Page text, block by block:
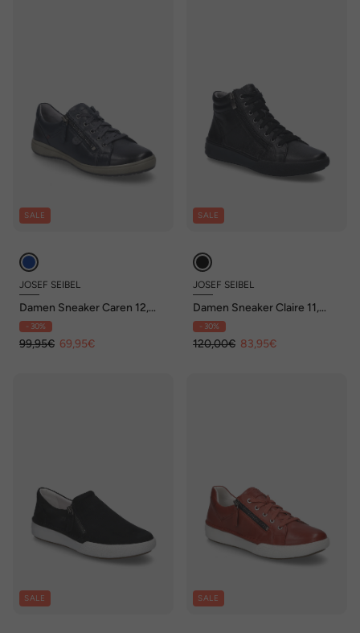
SALE
JOSEF SEIBEL
Damen Sneaker Caren 12,
indigo
- 30%
99,95€ 69,95€
SALE
JOSEF SEIBEL
Damen Sneaker Claire 11,
black-black
- 30%
120,00€ 83,95€
SALE SALE